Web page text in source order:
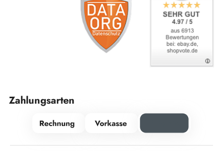
Zahlungsarten